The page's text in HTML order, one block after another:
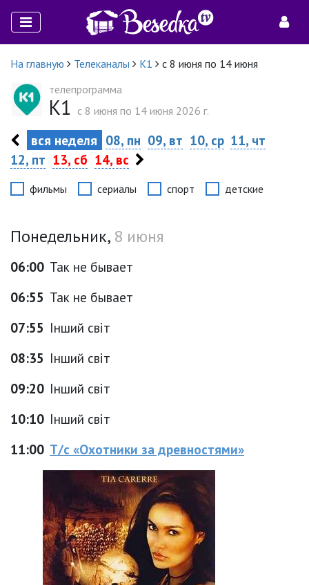
На главную Телеканалы К1
с 8 июня по 14 июня
телепрограмма
К1 c 8 июня по 14 июня 2026 г.
вся неделя 08, пн 09, вт 10, ср 11, чт
12, пт 13, сб 14, вс
фильмы сериалы спорт детские
Понедельник, 8 июня
06:00 Так не бывает
06:55 Так не бывает
07:55 Інший світ
08:35 Інший світ
09:20 Інший світ
10:10 Інший світ
11:00 Т/с «Охотники за древностями»